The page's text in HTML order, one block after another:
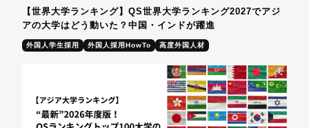
【世界大学ランキング】QS世界大学ランキング2027でアジ
アの大学はどう動いた？中国・インドが躍進
外国人学生採用 外国人採用HowTo 高度外国人材